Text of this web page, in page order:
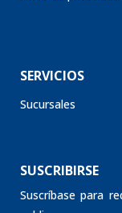
SERVICIOS
SUSCRIBIRSE
publique una